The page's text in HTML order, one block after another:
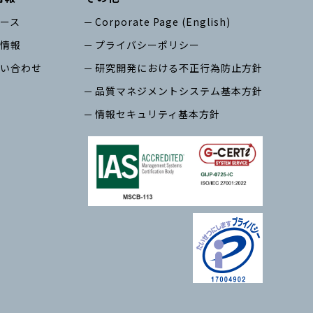
ス
報
合わせ
Corporate Page (English)
プライバシーポリシー
研究開発における不正行為防止方針
品質マネジメントシステム基本方針
情報セキュリティ基本方針